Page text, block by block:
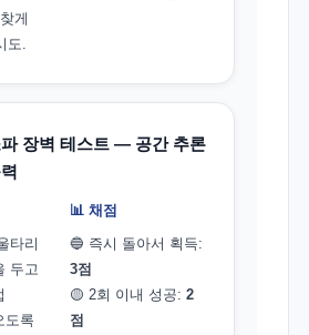
게
도.
장벽 테스트 — 공간 추론
타리
두고
도록
📊 채점
🔵 즉시 돌아서 획득:
3점
🟡 2회 이내 성공: 2
점